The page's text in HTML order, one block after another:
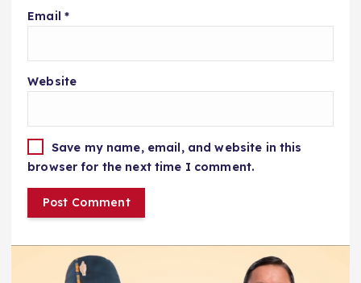
Email *
Website
Save my name, email, and website in this
browser for the next time I comment.